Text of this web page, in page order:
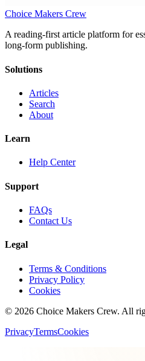
Choice Makers Crew
A reading-first article platform for
long-form publishing.
Solutions
Articles
Search
About
Learn
Help Center
Support
FAQs
Contact Us
Legal
Terms & Conditions
Privacy Policy
Cookies
© 2026 Choice Makers Crew. All
PrivacyTermsCookies